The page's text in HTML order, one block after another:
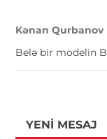
Kənan Qurbanov
Belə bir modelin
YENI MESAJ